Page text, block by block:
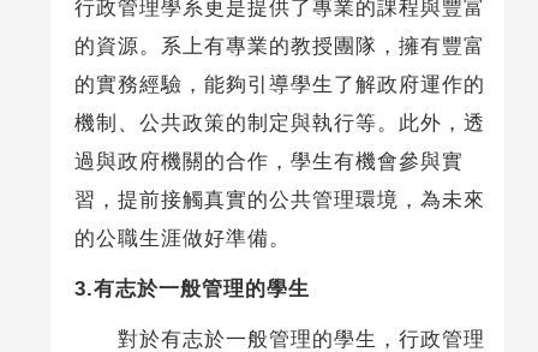
行政管理學系更是提供了專業的課程與豐富
的資源。系上有專業的教授團隊，擁有豐富
的實務經驗，能夠引導學生了解政府運作的
機制、公共政策的制定與執行等。此外，透
過與政府機關的合作，學生有機會參與實
習，提前接觸真實的公共管理環境，為未來
的公職生涯做好準備。
3.有志於一般管理的學生
對於有志於一般管理的學生，行政管理